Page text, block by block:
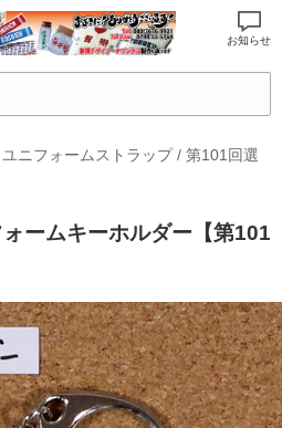
お知らせ
ユニフォームストラップ/ 第101回選
ォームキーホルダー【第101